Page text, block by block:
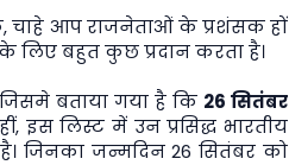
चाहे आप राजनेताओं के प्रशंसक हों
लिए बहुत कुछ प्रदान करता है।
बताया गया है कि 26 सितंबर
इस लिस्ट में उन प्रसिद्ध भारतीय
जिनका जन्मदिन 26 सितंबर को